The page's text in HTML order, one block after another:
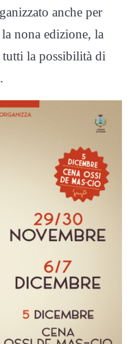
anche per
nona edizione, la
tutti la possibilità di